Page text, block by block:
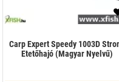
Carp Expert Speedy 1003D
Etetőhajó (Magyar Nyelvű)